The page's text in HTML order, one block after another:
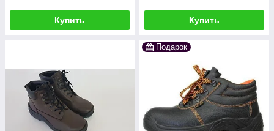
Купить Купить
Подарок